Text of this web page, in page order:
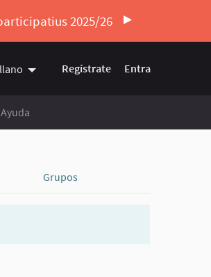
2025/26
Triar la llengua Elegir el idioma
Regístrate Entra
Ayuda
Grupos